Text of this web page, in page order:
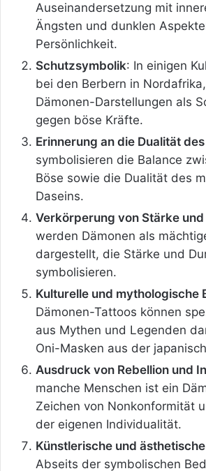
Auseinandersetzung mit
Ängsten und dunklen
Persönlichkeit.
Schutzsymbolik: In einigen
bei den Berbern in
Dämonen-Darstellungen als
gegen böse Kräfte.
Erinnerung an die Dualität
symbolisieren die Balance
Böse sowie die Dualität des
Daseins.
Verkörperung von Stärke
werden Dämonen als
dargestellt, die Stärke und
symbolisieren.
Kulturelle und mythologische
Dämonen-Tattoos können
aus Mythen und Legenden
Oni-Masken aus der
Ausdruck von Rebellion und
manche Menschen ist ein
Zeichen von Nonkonformität
der eigenen Individualität.
Künstlerische und
Abseits der symbolischen